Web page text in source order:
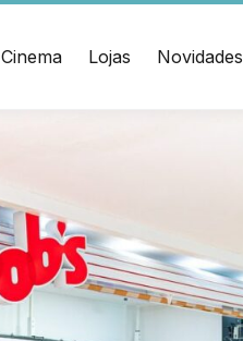
Cinema Lojas Novidades
– Itajaí/SC CEP: 88.301-320
Ver local
Chamar Uber